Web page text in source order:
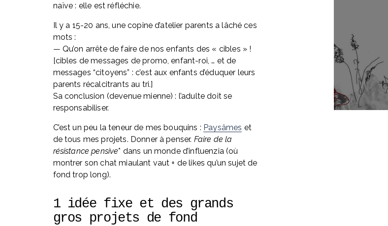
naïve : elle est réfléchie.
Il y a 15-20 ans, une copine d’atelier parents a lâché ces
mots :
— Qu’on arrête de faire de nos enfants des « cibles » !
[cibles de messages de promo, enfant-roi, … et de
messages “citoyens” : c’est aux enfants d’éduquer leurs
parents récalcitrants au tri.]
Sa conclusion (devenue mienne) : l’adulte doit se
responsabiliser.
C’est un peu la teneur de mes bouquins : Paysâmes et
de tous mes projets. Donner à penser. Faire de la
résistance pensive* dans un monde d’influenzia (où
montrer son chat miaulant vaut + de likes qu’un sujet de
fond trop long).
1 idée fixe et des grands
gros projets de fond